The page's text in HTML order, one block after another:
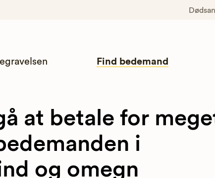
Find bedemand
at betale for
i
og omegn